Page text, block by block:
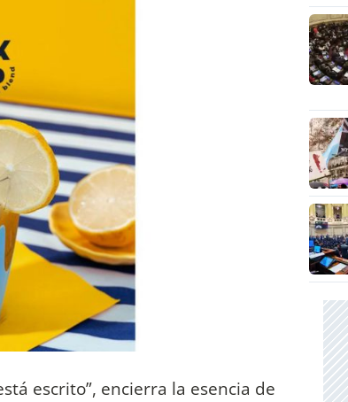
escrito”, encierra la esencia de